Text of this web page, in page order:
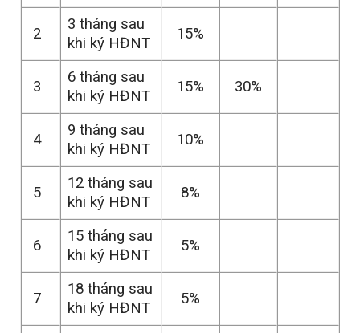
2
3 tháng sau
khi ký HĐNT
15%
3
6 tháng sau
khi ký HĐNT
15% 30%
4
9 tháng sau
khi ký HĐNT
10%
5
12 tháng sau
khi ký HĐNT
8%
6
15 tháng sau
khi ký HĐNT
5%
7
18 tháng sau
khi ký HĐNT
5%